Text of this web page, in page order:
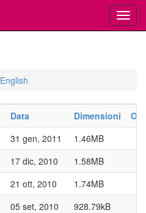
English
Data Dimensioni
31 gen, 2011
1.46MB
17 dic, 2010
1.58MB
21 ott, 2010
1.74MB
05 set, 2010
928.79kB